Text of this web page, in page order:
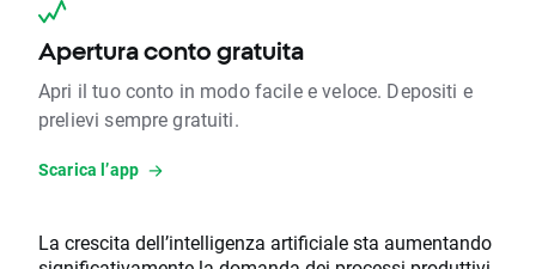
Apertura conto gratuita
Apri il tuo conto in modo facile e veloce. Depositi e
prelievi sempre gratuiti.
Scarica l’app
La crescita dell’intelligenza artificiale sta aumentando